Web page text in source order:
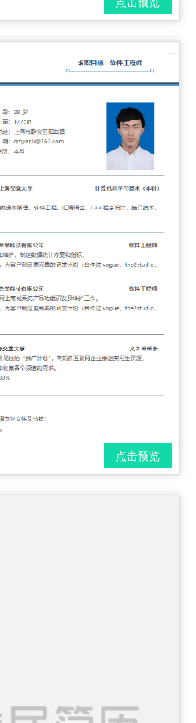
点击预览